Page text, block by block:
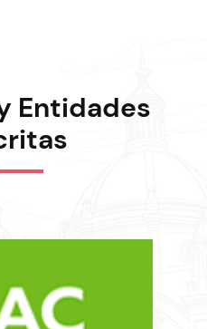
Entidades